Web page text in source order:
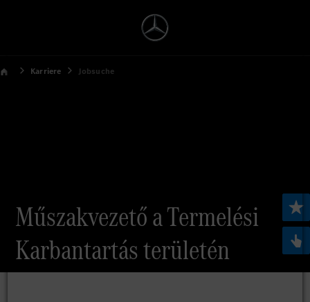
Karriere Jobsuche
Műszakvezető a Termelési
Karbantartás területén